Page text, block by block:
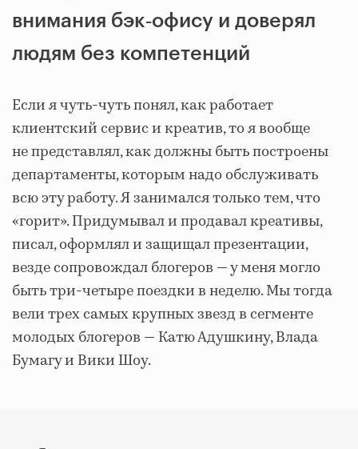
внимания бэк‑офису и доверял
людям без компетенций
Если я чуть-чуть понял, как работает
клиентский сервис и креатив, то я вообще
не представлял, как должны быть построены
департаменты, которым надо обслуживать
всю эту работу. Я занимался только тем, что
«горит». Придумывал и продавал креативы,
писал, оформлял и защищал презентации,
везде сопровождал блогеров — у меня могло
быть три-четыре поездки в неделю. Мы тогда
вели трех самых крупных звезд в сегменте
молодых блогеров — Катю Адушкину, Влада
Бумагу и Вики Шоу.